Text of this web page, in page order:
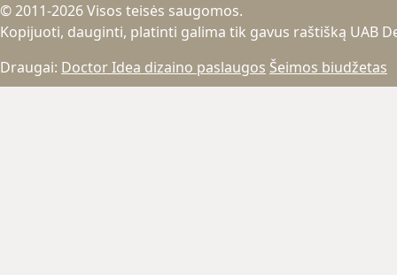
© 2011-2026 Visos teisės saugomos.
Kopijuoti, dauginti, platinti galima tik gavus raštišką UAB
Draugai: Doctor Idea dizaino paslaugos Šeimos biudžetas